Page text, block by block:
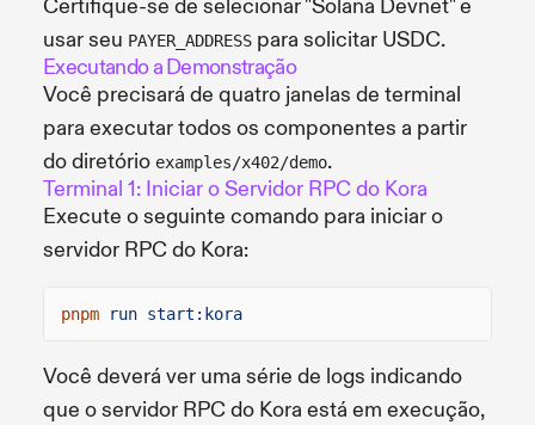
Certifique-se de selecionar "Solana Devnet" e
usar seu PAYER_ADDRESS para solicitar USDC.
Executando a Demonstração
Você precisará de quatro janelas de terminal
para executar todos os componentes a partir
do diretório examples/x402/demo.
Terminal 1: Iniciar o Servidor RPC do Kora
Execute o seguinte comando para iniciar o
servidor RPC do Kora:
pnpm run start:kora
Você deverá ver uma série de logs indicando
que o servidor RPC do Kora está em execução,